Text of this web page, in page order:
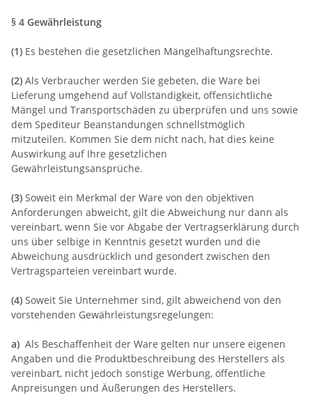
§ 4 Gewährleistung
(1) Es bestehen die gesetzlichen Mängelhaftungsrechte.
(2) Als Verbraucher werden Sie gebeten, die Ware bei
Lieferung umgehend auf Vollständigkeit, offensichtliche
Mängel und Transportschäden zu überprüfen und uns sowie
dem Spediteur Beanstandungen schnellstmöglich
mitzuteilen. Kommen Sie dem nicht nach, hat dies keine
Auswirkung auf Ihre gesetzlichen
Gewährleistungsansprüche.
(3) Soweit ein Merkmal der Ware von den objektiven
Anforderungen abweicht, gilt die Abweichung nur dann als
vereinbart, wenn Sie vor Abgabe der Vertragserklärung durch
uns über selbige in Kenntnis gesetzt wurden und die
Abweichung ausdrücklich und gesondert zwischen den
Vertragsparteien vereinbart wurde.
(4) Soweit Sie Unternehmer sind, gilt abweichend von den
vorstehenden Gewährleistungsregelungen:
a) Als Beschaffenheit der Ware gelten nur unsere eigenen
Angaben und die Produktbeschreibung des Herstellers als
vereinbart, nicht jedoch sonstige Werbung, öffentliche
Anpreisungen und Äußerungen des Herstellers.